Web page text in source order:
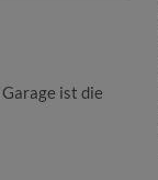
ist die